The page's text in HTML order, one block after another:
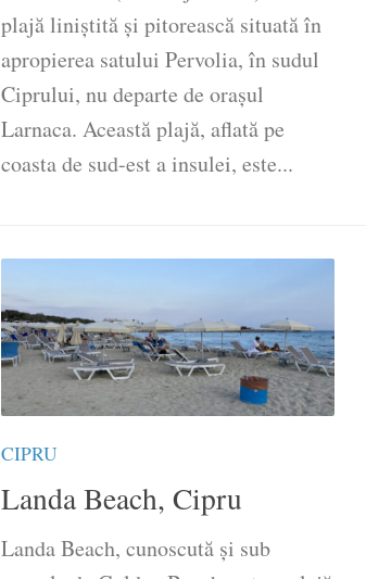
plajă liniștită și pitorească situată în
apropierea satului Pervolia, în sudul
Ciprului, nu departe de orașul
Larnaca. Această plajă, aflată pe
coasta de sud-est a insulei, este...
CIPRU
Landa Beach, Cipru
Landa Beach, cunoscută și sub